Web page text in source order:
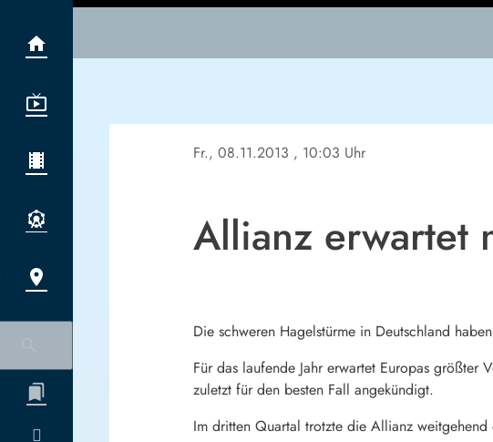
Fr., 08.11.2013 , 10:03 Uhr
Allianz erwartet
Die schweren Hagelstürme in Deutschland
Für das laufende Jahr erwartet Europas
zuletzt für den besten Fall angekündigt.
Im dritten Quartal trotzte die Allianz